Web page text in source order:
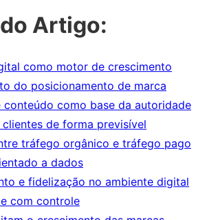
Artigo:
como motor de crescimento
do posicionamento de marca
conteúdo como base da autoridade
de forma previsível
tráfego orgânico e tráfego pago
a dados
e fidelização no ambiente digital
com controle